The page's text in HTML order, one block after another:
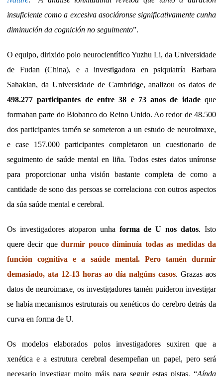
insuficiente como a excesiva asociáronse significativamente cunha
diminución da cognición no seguimento”.
O equipo, dirixido polo neurocientífico Yuzhu Li, da Universidade
de Fudan (China), e a investigadora en psiquiatría Barbara
Sahakian, da Universidade de Cambridge, analizou os datos de
498.277 participantes de entre 38 e 73 anos de idadeque
formaban parte do Biobanco do Reino Unido. Ao redor de 48.500
dos participantes tamén se someteron a un estudo de neuroimaxe,
e case 157.000 participantes completaron un cuestionario de
seguimento de saúde mental en liña. Todos estes datos uníronse
para proporcionar unha visión bastante completa de como a
cantidade de sono das persoas se correlaciona con outros aspectos
da súa saúde mental e cerebral.
Os investigadores atoparon unha forma de U nos datos. Isto
quere decir quedurmir pouco diminuía todas as medidas da
función cognitiva e a saúde mental. Pero tamén durmir
demasiado, ata 12-13 horas ao día nalgúns casos. Grazas aos
datos de neuroimaxe, os investigadores tamén puideron investigar
se había mecanismos estruturais ou xenéticos do cerebro detrás da
curva en forma de U.
Os modelos elaborados polos investigadores suxiren que a
xenética e a estrutura cerebral desempeñan un papel, pero será
necesario investigar moito máis para seguir estas pistas. “Aínda